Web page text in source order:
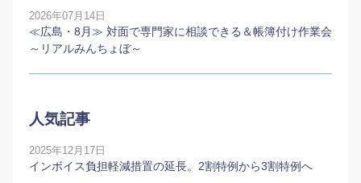
2026年07月14日
≪広島・8月≫ 対面で専門家に相談できる＆帳簿付け作業会
～リアルみんちょぼ～
人気記事
2025年12月17日
インボイス負担軽減措置の延長。2割特例から3割特例へ